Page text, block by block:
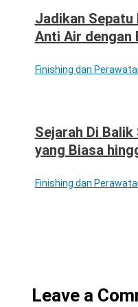
Jadikan Sepatu
Anti Air dengan
Finishing dan
Sejarah Di
yang Biasa
Finishing dan
Leave a